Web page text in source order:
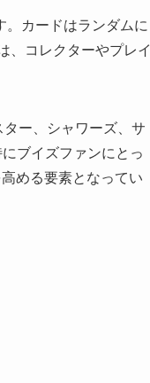
。カードはランダムに
、コレクターやプレ
ー、シャワーズ、サ
ブイズファンにとっ
める要素となってい